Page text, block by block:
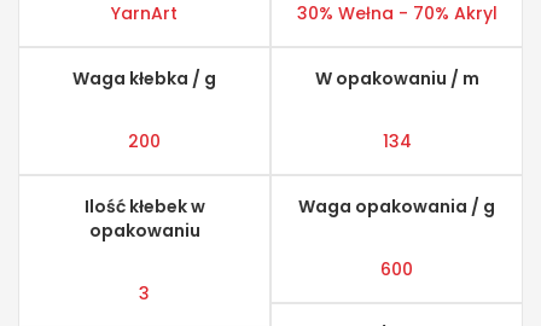
YarnArt 30% Wełna - 70% Akryl
Waga kłebka / g
200
W opakowaniu / m
134
Ilość kłebek w
opakowaniu
3
Waga opakowania / g
600